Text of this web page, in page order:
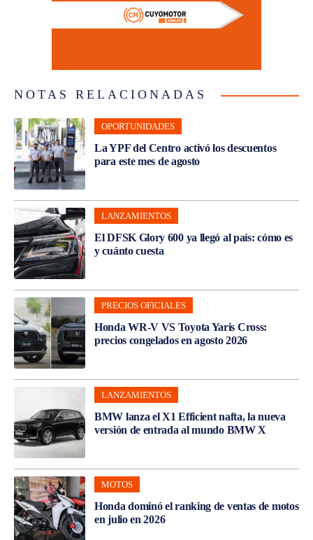
NOTAS RELACIONADAS
OPORTUNIDADES
La YPF del Centro activó los descuentos
para este mes de agosto
LANZAMIENTOS
El DFSK Glory 600 ya llegó al país: cómo es
y cuánto cuesta
PRECIOS OFICIALES
Honda WR-V VS Toyota Yaris Cross:
precios congelados en agosto 2026
LANZAMIENTOS
BMW lanza el X1 Efficient nafta, la nueva
versión de entrada al mundo BMW X
MOTOS
Honda dominó el ranking de ventas de motos
en julio en 2026